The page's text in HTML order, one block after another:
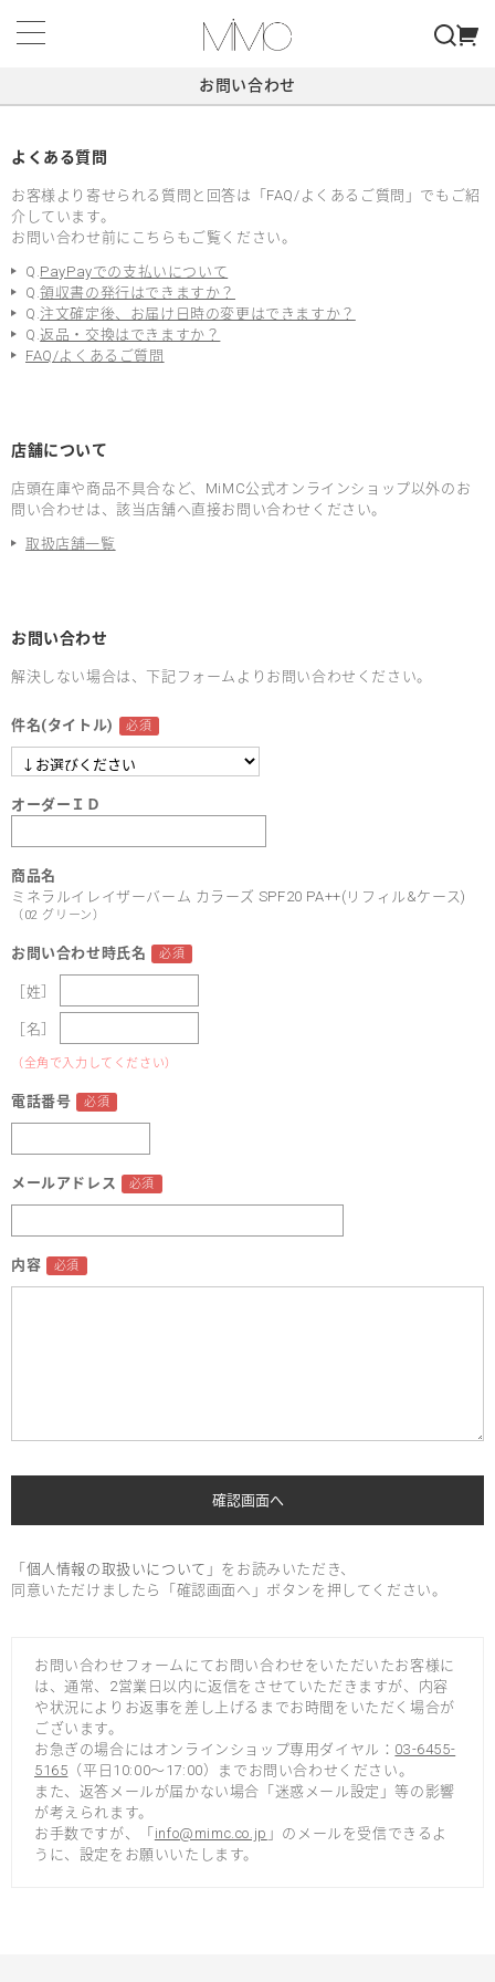
お問い合わせ
よくある質問
お客様より寄せられる質問と回答は「FAQ/よくあるご質問」でもご紹
介しています。
お問い合わせ前にこちらもご覧ください。
Q.PayPayでの支払いについて
Q.領収書の発行はできますか？
Q.注文確定後、お届け日時の変更はできますか？
Q.返品・交換はできますか？
FAQ/よくあるご質問
店舗について
店頭在庫や商品不具合など、MiMC公式オンラインショップ以外のお
問い合わせは、該当店舗へ直接お問い合わせください。
取扱店舗一覧
お問い合わせ
解決しない場合は、下記フォームよりお問い合わせください。
件名(タイトル)
オーダーＩＤ
商品名
ミネラルイレイザーバーム カラーズ SPF20 PA++(リフィル&ケース)
（02 グリーン）
お問い合わせ時氏名
［姓］
［名］
（全角で入力してください）
電話番号
メールアドレス
内容
「 個人情報の取扱いについて 」をお読みいただき、
同意いただけましたら「確認画面へ」ボタンを押してください。
お問い合わせフォームにてお問い合わせをいただいたお客様に
は、通常、2営業日以内に返信をさせていただきますが、内容
や状況によりお返事を差し上げるまでお時間をいただく場合が
ございます。
お急ぎの場合にはオンラインショップ専用ダイヤル： 03-6455-
5165 （平日10:00～17:00）までお問い合わせください。
また、返答メールが届かない場合「迷惑メール設定」等の影響
が考えられます。
お手数ですが、「 info@mimc.co.jp 」のメールを受信できるよ
うに、設定をお願いいたします。